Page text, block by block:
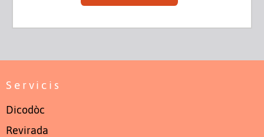
Servicis
Dicodòc
Revirada